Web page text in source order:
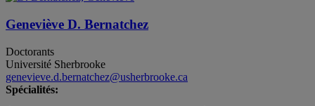
Geneviève D. Bernatchez
Doctorants
Université Sherbrooke
genevieve.d.bernatchez@usherbrooke.ca
Spécialités: